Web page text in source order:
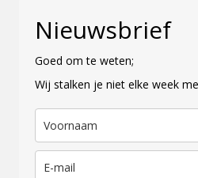
Nieuwsbrief
Goed om te weten;
Wij stalken je niet elke week